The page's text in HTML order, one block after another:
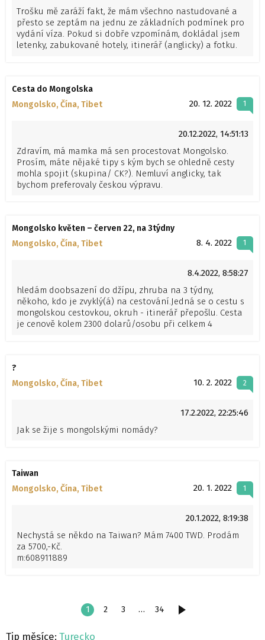
Trošku mě zaráží fakt, že mám všechno nastudované a
přesto se zeptám na jednu ze základních podmínek pro
vydání víza. Pokud si dobře vzpomínám, dokládal jsem
letenky, zabukované hotely, itinerář (anglicky) a fotku.
Cesta do Mongolska
Mongolsko, Čína, Tibet
20. 12. 2022 1
20.12.2022, 14:51:13
Zdravím, má mamka má sen procestovat Mongolsko.
Prosím, máte nějaké tipy s kým bych se ohledně cesty
mohla spojit (skupina/ CK?). Nemluví anglicky, tak
bychom preferovaly českou výpravu.
Mongolsko květen – červen 22, na 3týdny
Mongolsko, Čína, Tibet
8. 4. 2022 1
8.4.2022, 8:58:27
hledám doobsazení do džípu, zhruba na 3 týdny,
někoho, kdo je zvyklý(á) na cestování.Jedná se o cestu s
mongolskou cestovkou, okruh - itinerář přepošlu. Cesta
je cenově kolem 2300 dolarů/osobu při celkem 4
nechtějí tam žádné testy a podobné nesmysly. Bližší
emailem, k ceně nutno připočítat letenku a něco na
místní strava v jurtě, žádní zákusky a wellnes. Lze psát
na- certajs zavináč yahoo.de,
zkušenosti s cestováním mám.
?
Mongolsko, Čína, Tibet
10. 2. 2022 2
17.2.2022, 22:25:46
Jak se žije s mongolskými nomády?
Taiwan
Mongolsko, Čína, Tibet
20. 1. 2022 1
20.1.2022, 8:19:38
Nechystá se někdo na Taiwan? Mám 7400 TWD. Prodám
za 5700,-Kč.
m:608911889
1 2 3 … 34
DALŠÍ
Tip měsíce: Turecko